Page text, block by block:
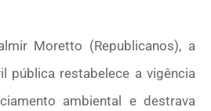
Moretto (Republicanos), a
pública restabelece a vigência
ambiental e destrava